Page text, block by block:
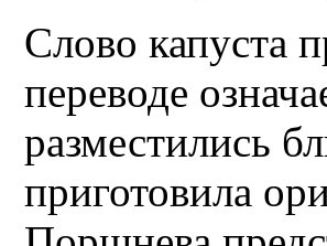
Слово капуста
переводе
разместились
приготовила